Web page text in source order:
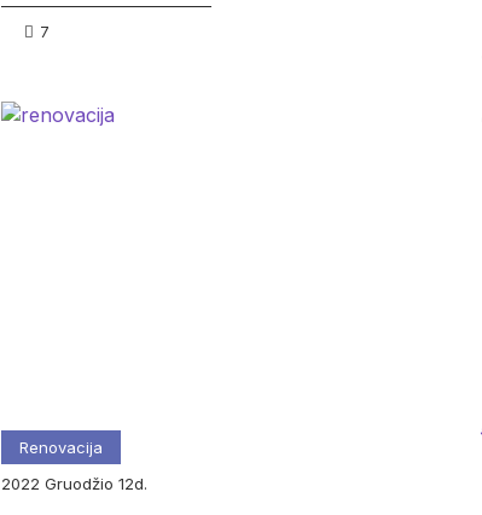
7
Renovacija
2022
gruodžio 12d.